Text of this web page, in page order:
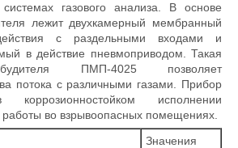
системах газового анализа. В основе
лежит двухкамерный мембранный
с раздельными входами и
в действие пневмоприводом. Такая
ПМП-4025 позволяет
потока с различными газами. Прибор
исполнении
во взрывоопасных помещениях.
Значения